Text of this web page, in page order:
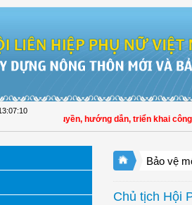
tuyên truyền, hướng dẫn, triển khai công
Bảo vệ
Chủ tịch Hội